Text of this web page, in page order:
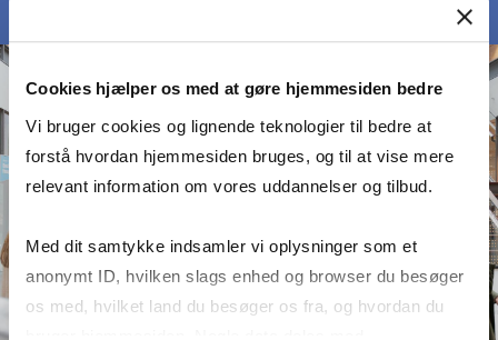
Cookies hjælper os med at gøre hjemmesiden bedre
Vi bruger cookies og lignende teknologier til bedre at
forstå hvordan hjemmesiden bruges, og til at vise mere
relevant information om vores uddannelser og tilbud.
Med dit samtykke indsamler vi oplysninger som et
anonymt ID, hvilken slags enhed og browser du besøger
os med, hvilket land du besøger os fra, og hvordan du